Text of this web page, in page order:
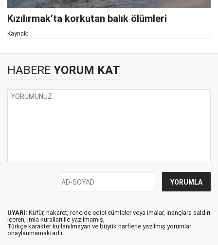
Kızılırmak’ta korkutan balık ölümleri
Kaynak:
HABERE YORUM KAT
UYARI: Küfür, hakaret, rencide edici cümleler veya imalar, inançlara saldırı
içeren, imla kuralları ile yazılmamış,
Türkçe karakter kullanılmayan ve büyük harflerle yazılmış yorumlar
onaylanmamaktadır.